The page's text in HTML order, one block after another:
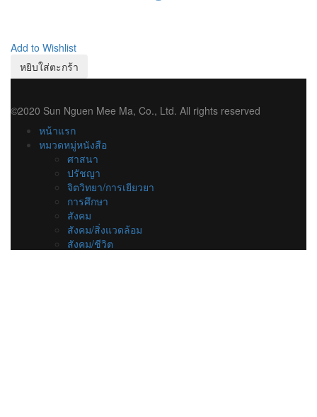
Add to Wishlist
หยิบใส่ตะกร้า
©2020 Sun Nguen Mee Ma, Co., Ltd. All rights reserved
หน้าแรก
หมวดหมู่หนังสือ
ศาสนา
ปรัชญา
จิตวิทยา/การเยียวยา
การศึกษา
สังคม
สังคม/สิ่งแวดล้อม
สังคม/ชีวิต